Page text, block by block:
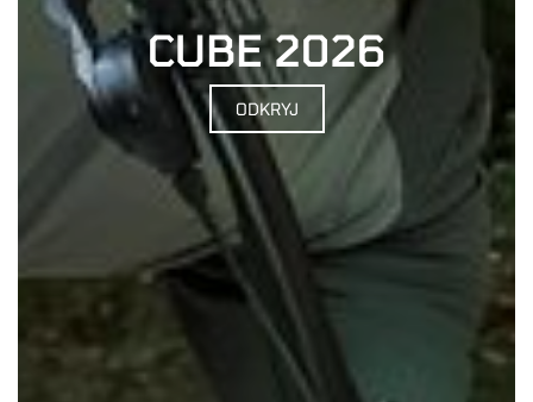
CUBE 2026
ODKRYJ